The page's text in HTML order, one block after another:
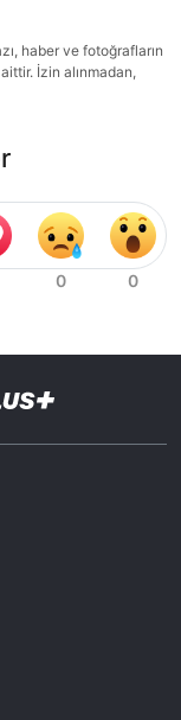
haber ve fotoğrafların
İzin alınmadan,